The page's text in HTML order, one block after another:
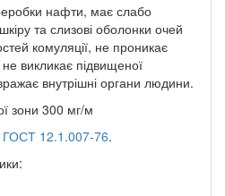
нафти, має слабо
та слизові оболонки очей
комуляції, не проникає
викликає підвищеної
внутрішні органи людини.
зони 300 мг/м
ГОСТ 12.1.007-76.